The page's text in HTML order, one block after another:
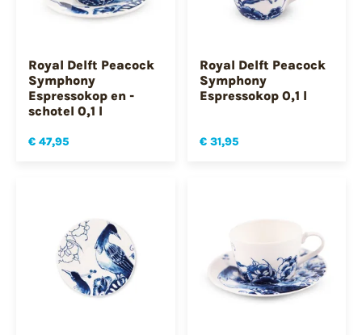
Royal Delft Peacock
Symphony
Espressokop en -
schotel 0,1 l
€ 47,95
Royal Delft Peacock
Symphony
Espressokop 0,1 l
€ 31,95